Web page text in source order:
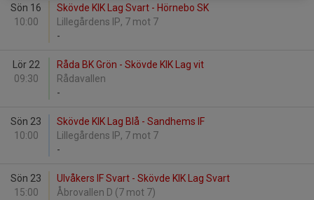
Sön 16
10:00
Skövde KIK Lag Svart - Hörnebo SK
Lillegårdens IP, 7 mot 7
-
Lör 22
09:30
Råda BK Grön - Skövde KIK Lag vit
Rådavallen
-
Sön 23
10:00
Skövde KIK Lag Blå - Sandhems IF
Lillegårdens IP, 7 mot 7
-
Sön 23
15:00
Ulvåkers IF Svart - Skövde KIK Lag Svart
Åbrovallen D (7 mot 7)